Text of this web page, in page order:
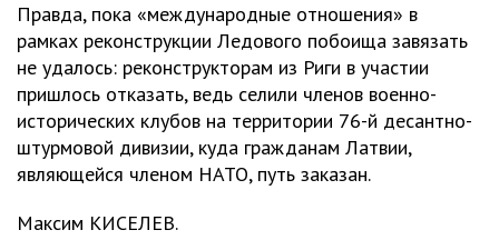
Правда, пока «международные отношения» в
рамках реконструкции Ледового побоища завязать
не удалось: реконструкторам из Риги в участии
пришлось отказать, ведь селили членов военно-
исторических клубов на территории 76-й десантно-
штурмовой дивизии, куда гражданам Латвии,
являющейся членом НАТО, путь заказан.
Максим КИСЕЛЕВ.